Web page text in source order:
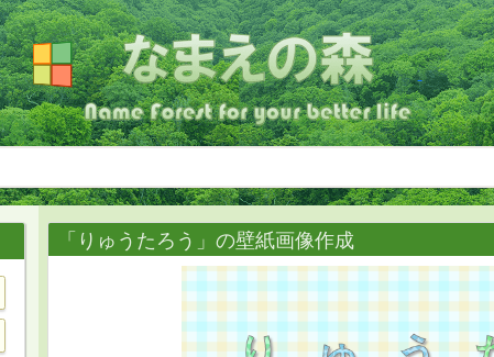
「りゅうたろう」の壁紙画像作成